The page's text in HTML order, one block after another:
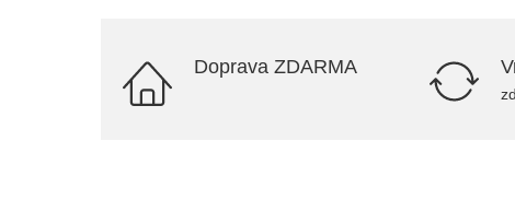
Doprava ZDARMA